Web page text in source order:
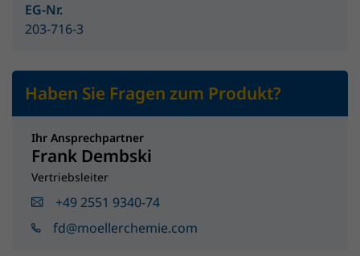
EG-Nr.
203-716-3
Haben Sie Fragen zum Produkt?
Ihr Ansprechpartner
Frank Dembski
Vertriebsleiter
+49 2551 9340-74
fd@moellerchemie.com